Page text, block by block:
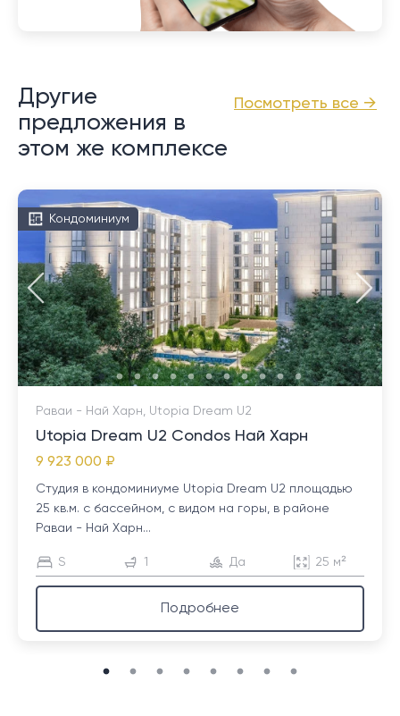
Посмотреть все →
Другие
предложения в
этом же комплексе
Кондоминиум
Раваи - Най Харн, Utopia Dream U2
Utopia Dream U2 Condos Най Харн
9 923 000 ₽
Студия в кондоминиуме Utopia Dream U2 площадью
25 кв.м. с бассейном, с видом на горы, в районе
Раваи - Най Харн...
S 1 Да 25 м²
Подробнее